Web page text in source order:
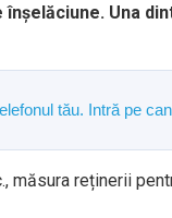
Una
tău. Intră pe
măsura reținerii